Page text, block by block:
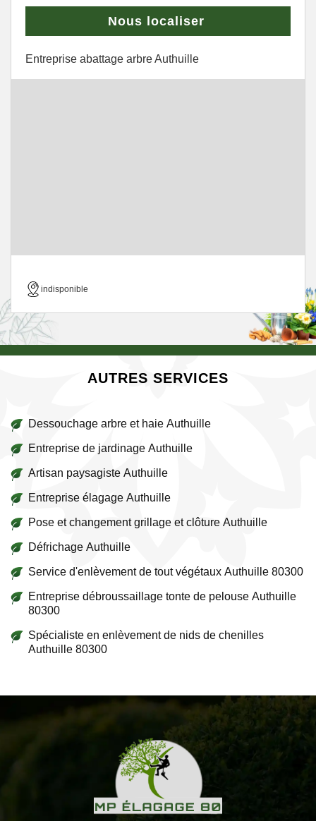
Nous localiser
Entreprise abattage arbre Authuille
indisponible
AUTRES SERVICES
Dessouchage arbre et haie Authuille
Entreprise de jardinage Authuille
Artisan paysagiste Authuille
Entreprise élagage Authuille
Pose et changement grillage et clôture Authuille
Défrichage Authuille
Service d'enlèvement de tout végétaux Authuille 80300
Entreprise débroussaillage tonte de pelouse Authuille
80300
Spécialiste en enlèvement de nids de chenilles
Authuille 80300